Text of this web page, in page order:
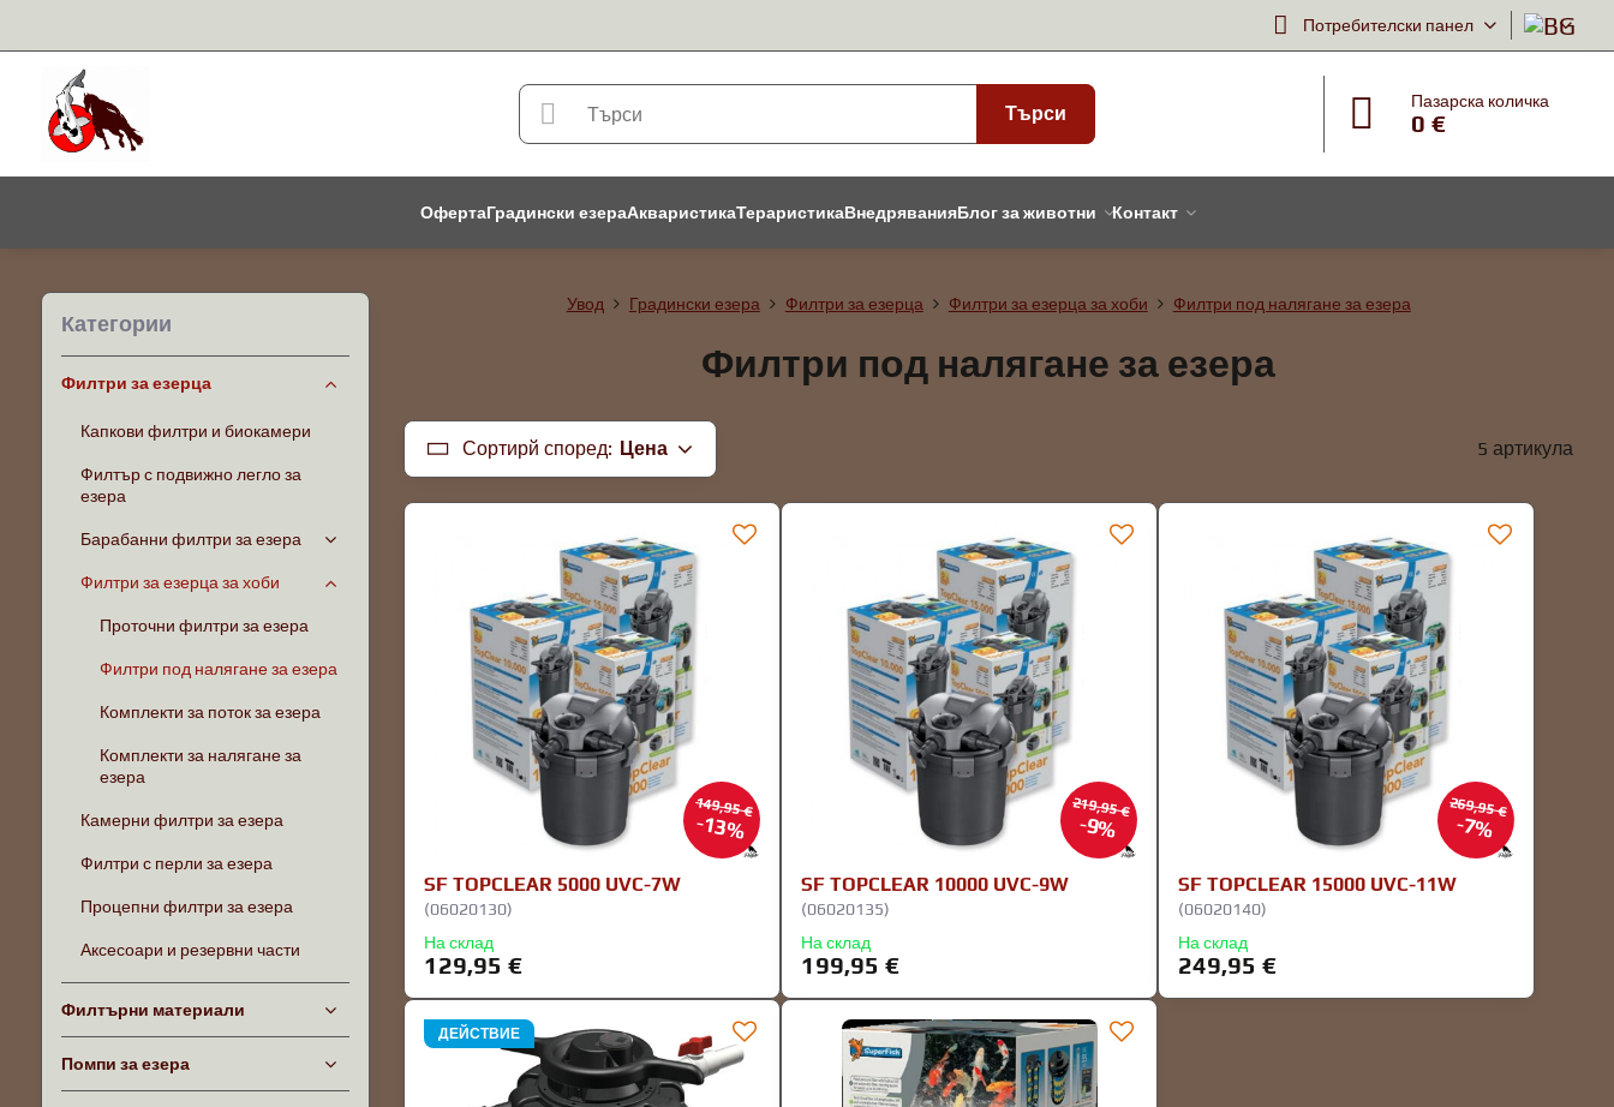
Потребителски панел
Търси
Пазарска количка
0 €
ОфертаГрадински езераАкваристикаТераристикаВнедряванияБлог за животни Контакт
Увод Градински езера Филтри за езерца Филтри за езерца за хоби Филтри под налягане за езера
Филтри под налягане за езера
Сортирй според: Цена 5 артикула
149,95 €
13%
SF TOPCLEAR 5000 UVC-7W
(06020130)
На склад
129,95 €
219,95 €
9%
SF TOPCLEAR 10000 UVC-9W
(06020135)
На склад
199,95 €
269,95 €
7%
SF TOPCLEAR 15000 UVC-11W
(06020140)
На склад
249,95 €
ДЕЙСТВИЕ
Категории
Филтри за езерца
Капкови филтри и биокамери
Филтър с подвижно легло за
езера
Барабанни филтри за езера
Филтри за езерца за хоби
Проточни филтри за езера
Филтри под налягане за езера
Комплекти за поток за езера
Комплекти за налягане за
езера
Камерни филтри за езера
Филтри с перли за езера
Процепни филтри за езера
Аксесоари и резервни части
Филтърни материали
Помпи за езера